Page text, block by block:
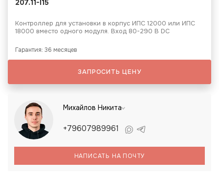
207.11-I15
Контроллер для установки в корпус ИПС 12000 или ИПС
18000 вместо одного модуля. Вход 80-290 В DC
Гарантия: 36 месяцев
ЗАПРОСИТЬ ЦЕНУ
Михайлов Никита
+79607989961
НАПИСАТЬ НА ПОЧТУ